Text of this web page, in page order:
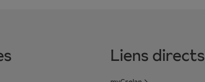
Liens directs